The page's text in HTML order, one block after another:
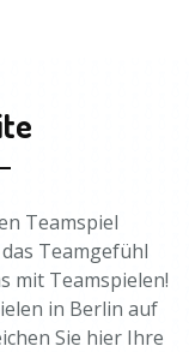
Teamspiel
Teamgefühl
mit Teamspielen!
in Berlin auf
Sie hier Ihre